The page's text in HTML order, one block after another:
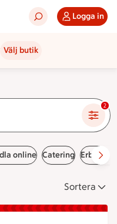
Logga in
Välj butik
2
online Catering
Sortera